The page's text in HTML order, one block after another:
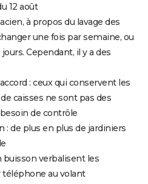
12 août
à propos du lavage des
une fois par semaine, ou
Cependant, il y a des
: ceux qui conservent les
caisses ne sont pas des
de contrôle
: de plus en plus de jardiniers
buisson verbalisent les
au volant